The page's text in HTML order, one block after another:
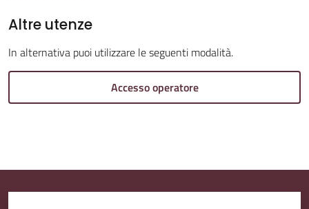
Tutti
gli
argomenti...
Altre utenze
In alternativa puoi utilizzare le seguenti modalità.
Accesso operatore